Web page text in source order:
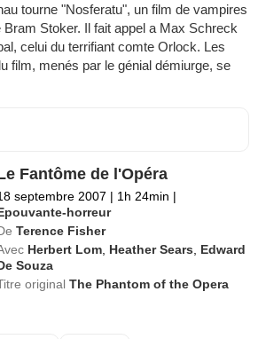
tourne "Nosferatu", un film de vampires
Bram Stoker. Il fait appel a Max Schreck
celui du terrifiant comte Orlock. Les
film, menés par le génial démiurge, se
Fantôme de l'Opéra
septembre 2007 | 1h 24min |
horreur
Terence Fisher
Herbert Lom Heather Sears
Edward
Souza
originalThe Phantom of the Opera